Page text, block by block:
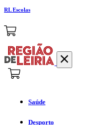
RL Escolas
Saúde
Desporto